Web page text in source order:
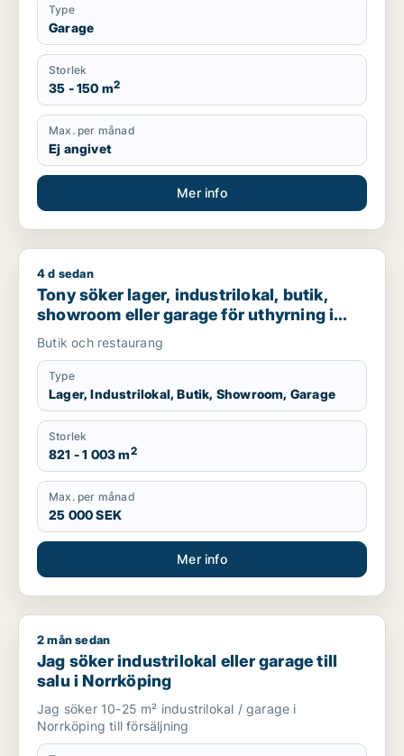
Type
Garage
Storlek
35 - 150 m2
Max. per månad
Ej angivet
Mer info
Tony söker lager, industrilokal, butik, showroom eller
4 d sedan
Tony söker lager, industrilokal, butik,
showroom eller garage för uthyrning i
Norrköping
Butik och restaurang
Type
Lager, Industrilokal, Butik, Showroom, Garage
Storlek
821 - 1 003 m2
Max. per månad
25 000 SEK
Mer info
Jag söker industrilokal eller garage till salu i Norrköping
2 mån sedan
Jag söker industrilokal eller garage till
salu i Norrköping
Jag söker 10-25 m² industrilokal / garage i
Norrköping till försäljning